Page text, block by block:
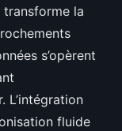
transforme la
s’opèrent
L’intégration
fluide